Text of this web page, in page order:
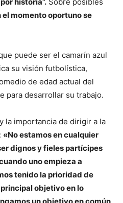
historia”. Sobre posibles
el momento oportuno se
puede ser el camarín azul
su visión futbolística,
de edad actual del
para desarrollar su trabajo.
la importancia de dirigir a la
«No estamos en cualquier
dignos y fieles partícipes
uno empieza a
tenido la prioridad de
objetivo en lo